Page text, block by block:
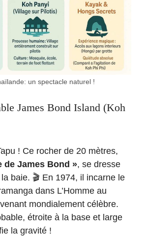
un spectacle naturel !
James Bond Island (Koh
! Ce rocher de 20 mètres,
de James Bond », se dresse
baie. 🎬 En 1974, il incarne le
dans L’Homme au
mondialement célèbre.
étroite à la base et large
la gravité !